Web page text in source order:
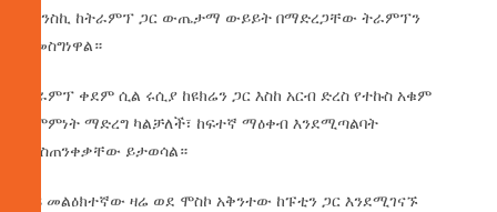
ዘለንስኪ ከትራምፕ ጋር ውጤታማ ውይይት በማድረጋቸው ትራምፕን
አመስግነዋል።
ትራምፕ ቀደም ሲል ሩሲያ ከዩክሬን ጋር እስከ አርብ ድረስ የተኩስ አቁም
ስምምነት ማድረግ ካልቻለች፣ ከፍተኛ ማዕቀብ እንደሚጣልባት
ማስጠንቀቃቸው ይታወሳል።
ልዩ መልዕክተኛው ዛሬ ወደ ሞስኮ አቅንተው ከፑቲን ጋር እንደሚገናኙ